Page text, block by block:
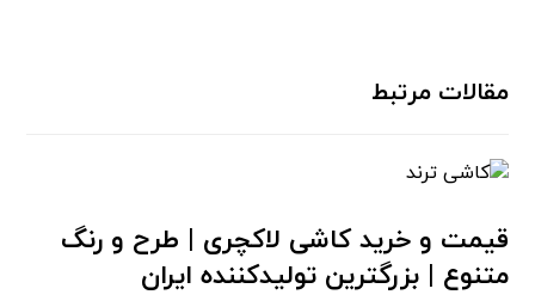
مقالات مرتبط
قیمت و خرید کاشی لاکچری | طرح و رنگ
متنوع | بزرگترین تولیدکننده ایران